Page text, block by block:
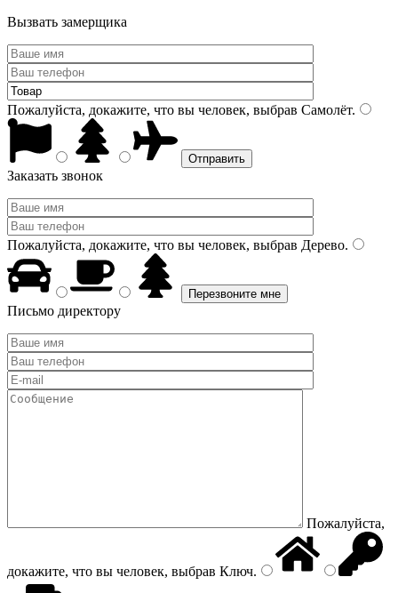
Вызвать замерщика
Пожалуйста, докажите, что вы человек, выбрав Самолёт.
Заказать звонок
Пожалуйста, докажите, что вы человек, выбрав Дерево.
Письмо директору
Пожалуйста,
докажите, что вы человек, выбрав Ключ.